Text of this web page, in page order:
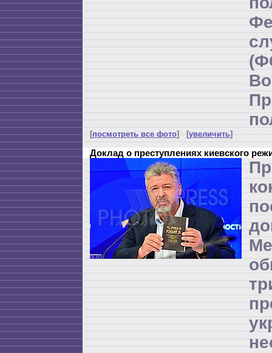
[посмотреть все фото] [увеличить]
Доклад о преступлениях киевского